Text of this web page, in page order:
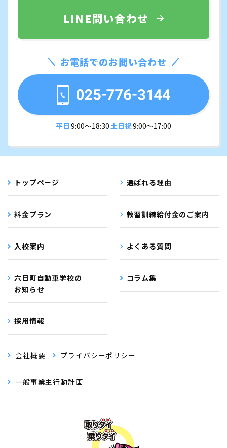
LINE問い合わせ
お電話でのお問い合わせ
平日 9:00〜18:30 土日祝9:00〜17:00
トップページ 選ばれる理由
料金プラン 教習訓練給付金のご案内
入校案内 よくある質問
六日町自動車学校の
お知らせ
コラム集
採用情報
会社概要 プライバシーポリシー
一般事業主行動計画